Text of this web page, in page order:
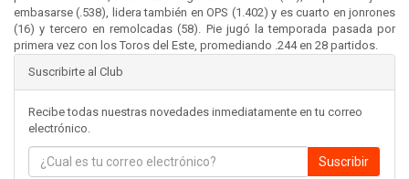
embasarse (.538), lidera también en OPS (1.402) y es cuarto en jonrones
(16) y tercero en remolcadas (58). Pie jugó la temporada pasada por
primera vez con los Toros del Este, promediando .244 en 28 partidos.
Suscribirte al Club
Recibe todas nuestras novedades inmediatamente en tu correo
electrónico.
Suscribir